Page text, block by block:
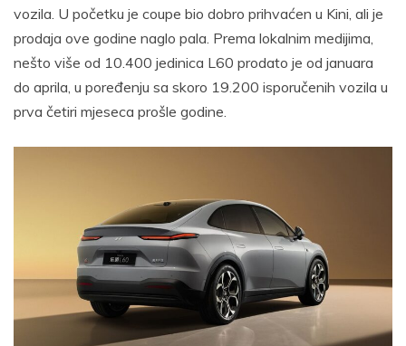
vozila. U početku je coupe bio dobro prihvaćen u Kini, ali je
prodaja ove godine naglo pala. Prema lokalnim medijima,
nešto više od 10.400 jedinica L60 prodato je od januara
do aprila, u poređenju sa skoro 19.200 isporučenih vozila u
prva četiri mjeseca prošle godine.